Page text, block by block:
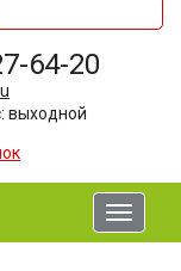
64-20
выходной
Toggle